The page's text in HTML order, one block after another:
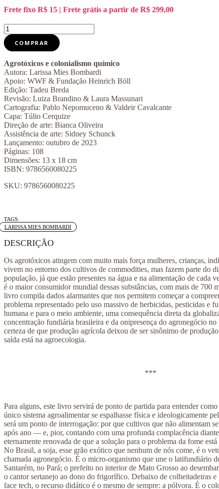
Frete fixo R$ 15 | Frete grátis a partir de R$ 299,00
Agrotóxicos
e
colonialismo
químico
quantidade
COMPRAR
Agrotóxicos e colonialismo químico
Autora: Larissa Mies Bombardi
Apoio: WWF & Fundação Heinrich Böll
Edição: Tadeu Breda
Revisão: Luiza Brandino & Laura Massunari
Cartografia: Pablo Nepomuceno & Valdeir Cavalcante
Capa: Túlio Cerquize
Direção de arte: Bianca Oliveira
Assistência de arte: Sidney Schunck
Lançamento: outubro de 2023
Páginas: 108
Dimensões: 13 x 18 cm
ISBN: 9786560080225
SKU: 9786560080225
Tag:
LARISSA MIES BOMBARDI
DESCRIÇÃO
Os agrotóxicos atingem com muito mais força mulheres, crianças,
vivem no entorno dos cultivos de commodities, mas fazem parte do
população, já que estão presentes na água e na alimentação de cada
é o maior consumidor mundial dessas substâncias, com mais de 700
livro compila dados alarmantes que nos permitem começar a
problema representado pelo uso massivo de herbicidas, pesticidas e
humana e para o meio ambiente, uma consequência direta da
concentração fundiária brasileira e da onipresença do agronegócio
certeza de que produção agrícola deixou de ser sinônimo de
saída está na agroecologia.
***
Para alguns, este livro servirá de ponto de partida para entender
único sistema agroalimentar se espalhasse física e ideologicamente
será um ponto de interrogação: por que cultivos que não alimentam
após ano — e, pior, contando com uma profunda complacência
eternamente renovada de que a solução para o problema da fome
No Brasil, a soja, esse grão exótico que nenhum de nós come, é o
chamada agronegócio. É o micro-organismo que une o latifundiário
Santarém, no Pará; o prefeito no interior de Mato Grosso ao
o cantor sertanejo ao dono do frigorífico. Debaixo de colheitadeiras
face tech, o recurso didático é o mesmo de sempre: a pólvora. É o